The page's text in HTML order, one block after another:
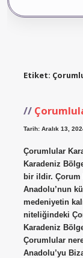
Etiket:
Tarih: Aralık 13,
Çorumlular
Karadeniz
bir ildir. Çorum
Anadolu’nun
medeniyetin
niteliğindeki
Karadeniz
Çorumlular
Anadolu’yu